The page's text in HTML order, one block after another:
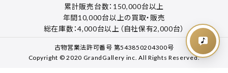
累計販売台数：150,000台以上
年間10,000台以上の買取・販売
総在庫数：4,000台以上（自社保有2,000台）
古物営業法許可番号 第543850204300号
Copyright © 2020 GrandGallery inc. All Rights Reserved.